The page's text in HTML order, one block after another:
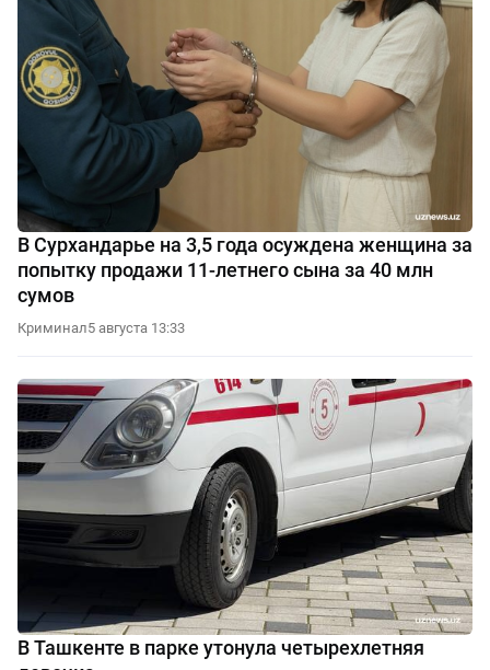
В Сурхандарье на 3,5 года осуждена женщина за
попытку продажи 11-летнего сына за 40 млн
сумов
Криминал5 августа 13:33
В Ташкенте в парке утонула четырехлетняя